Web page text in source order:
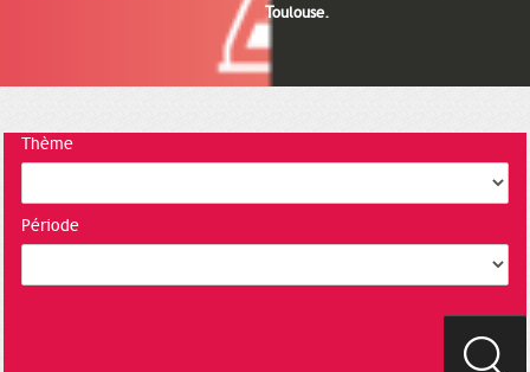
Toulouse.
Thème
Période